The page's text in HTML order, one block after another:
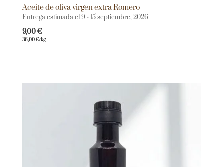
Aceite de oliva virgen extra Romero
Entrega estimada el 9 - 15 septiembre, 2026
9,00€
36,00€/kg